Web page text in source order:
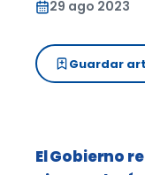
29 ago 2023
Guardar
El Gobierno